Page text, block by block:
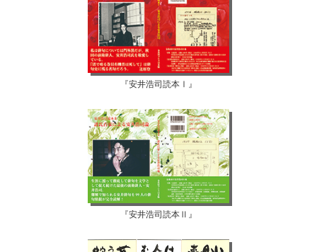
『安井浩司読本Ⅰ』
『安井浩司読本Ⅱ』